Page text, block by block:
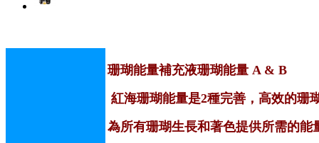
珊瑚能量補充液珊瑚能量 A & B
紅海珊瑚能量是2種完善，高效的珊
為所有珊瑚生長和著色提供所需的